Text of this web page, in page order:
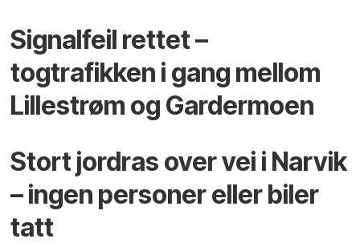
Signalfeil rettet –
togtrafikken i gang mellom
Lillestrøm og Gardermoen
Stort jordras over vei i Narvik
– ingen personer eller biler
tatt